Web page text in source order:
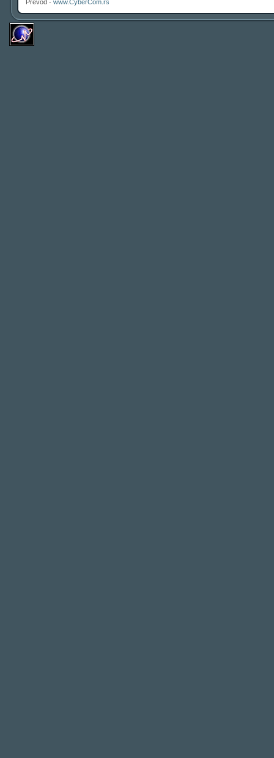
Prevod - www.CyberCom.rs